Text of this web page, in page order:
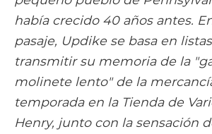
había crecido 40 años antes.
pasaje, Updike se basa en
transmitir su memoria de la
molinete lento" de la
temporada en la Tienda de
Henry, junto con la sensación